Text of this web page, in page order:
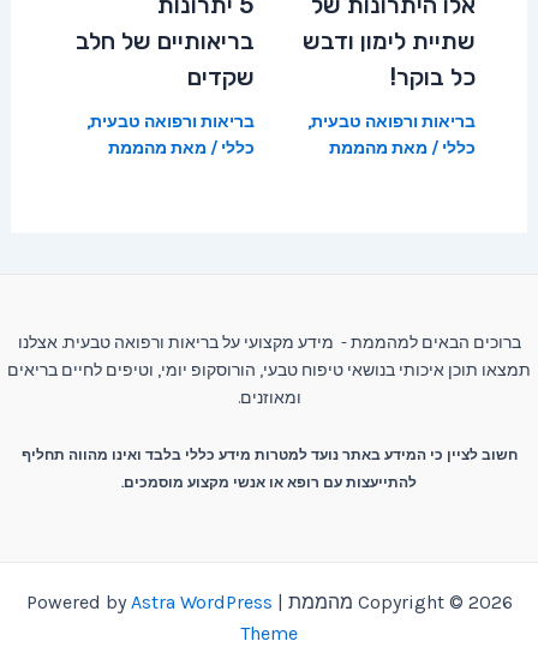
שתיית לימון ודבש
כל בוקר!
בריאות ורפואה טבעית,
כללי / מאת מהממת
בריאותיים של חלב
שקדים
בריאות ורפואה טבעית,
כללי / מאת מהממת
ברוכים הבאים למהממת - מידע מקצועי על בריאות ורפואה טבעית. אצלנו
תמצאו תוכן איכותי בנושאי טיפוח טבעי, הורוסקופ יומי, וטיפים לחיים בריאים
ומאוזנים.
חשוב לציין כי המידע באתר נועד למטרות מידע כללי בלבד ואינו מהווה תחליף
להתייעצות עם רופא או אנשי מקצוע מוסמכים.
Copyright © 2026 מהממת | Powered by
Astra WordPress
Theme